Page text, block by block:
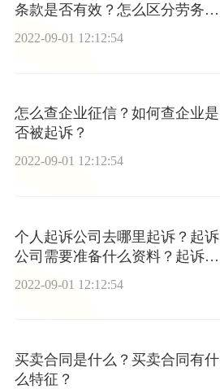
条款是否有效？怎么区分劳务合
同和劳动合同？
2022-09-01 12:12:54
怎么查企业征信？如何查企业是
否被起诉？
2022-09-01 12:12:54
个人起诉公司去哪里起诉？起诉
公司需要准备什么资料？起诉公
2022-09-01 12:12:54
买卖合同是什么？买卖合同有什
么特征？